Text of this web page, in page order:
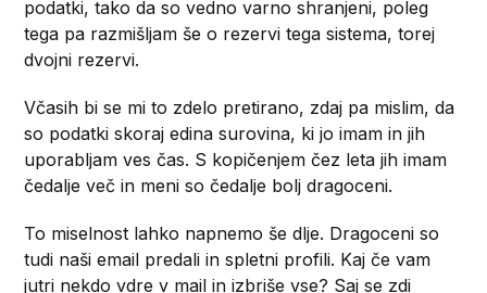
podatki, tako da so vedno varno shranjeni, poleg
tega pa razmišljam še o rezervi tega sistema, torej
dvojni rezervi.
Včasih bi se mi to zdelo pretirano, zdaj pa mislim, da
so podatki skoraj edina surovina, ki jo imam in jih
uporabljam ves čas. S kopičenjem čez leta jih imam
čedalje več in meni so čedalje bolj dragoceni.
To miselnost lahko napnemo še dlje. Dragoceni so
tudi naši email predali in spletni profili. Kaj če vam
jutri nekdo vdre v mail in izbriše vse? Saj se zdi